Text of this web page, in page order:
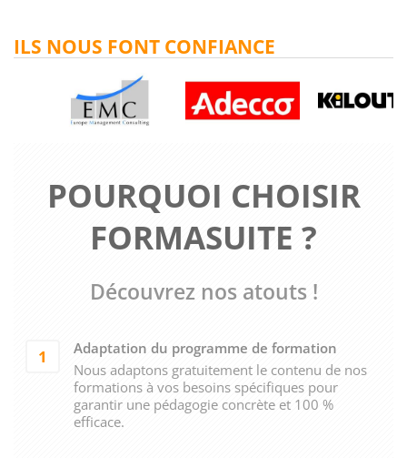
POURQUOI CHOISIR
FORMASUITE ?
Découvrez nos atouts !
1
Adaptation du programme de formation
Nous adaptons gratuitement le contenu de nos
formations à vos besoins spécifiques pour
garantir une pédagogie concrète et 100 %
efficace.
ILS NOUS FONT CONFIANCE